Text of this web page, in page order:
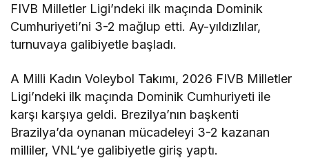
FIVB Milletler Ligi’ndeki ilk maçında Dominik
Cumhuriyeti’ni 3-2 mağlup etti. Ay-yıldızlılar,
turnuvaya galibiyetle başladı.
A Milli Kadın Voleybol Takımı, 2026 FIVB Milletler
Ligi’ndeki ilk maçında Dominik Cumhuriyeti ile
karşı karşıya geldi. Brezilya’nın başkenti
Brazilya’da oynanan mücadeleyi 3-2 kazanan
milliler, VNL’ye galibiyetle giriş yaptı.